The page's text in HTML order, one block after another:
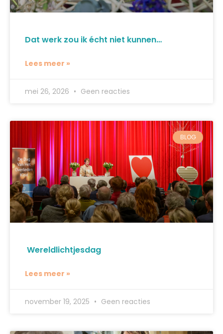
Dat werk zou ik écht niet kunnen…
Lees meer »
mei 26, 2026 Geen reacties
BLOG
Wereldlichtjesdag
Lees meer »
november 19, 2025 Geen reacties